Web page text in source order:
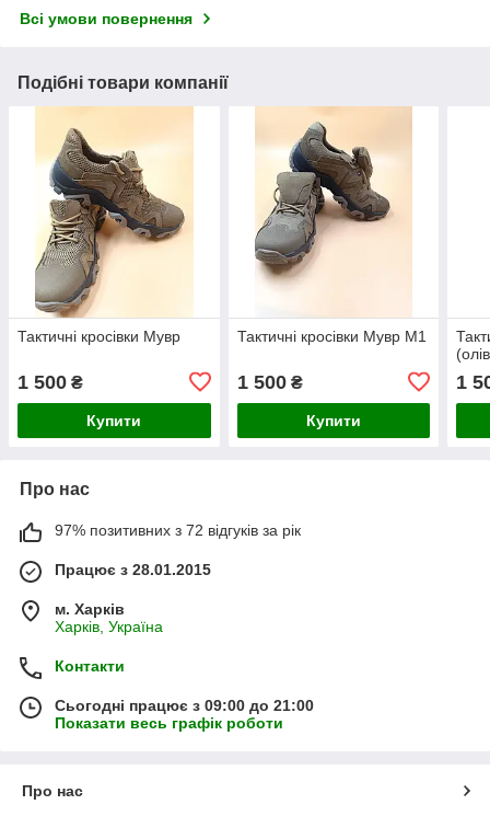
Всі умови повернення
Подібні товари компанії
Тактичні кросівки Мувр
1 500 ₴
Купити
Тактичні кросівки Мувр М1
1 500₴
Купити
1
Про нас
97% позитивних з 72 відгуків за рік
Працює з 28.01.2015
м. Харків
Харків, Україна
Контакти
Сьогодні працює з 09:00 до 21:00
Показати весь графік роботи
Про нас